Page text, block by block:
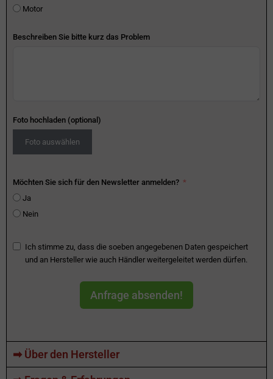
Motor
Beschreiben Sie bitte kurz das Problem
Foto hochladen (optional)
Foto auswählen
Möchten Sie sich für den Newsletter anmelden?
Ja
Nein
Ich stimme zu, dass die soeben angegebenen Daten gespeichert
und an Hersteller wie auch Händler weitergeleitet werden dürfen.
Anfrage absenden!
➡ Über den Hersteller